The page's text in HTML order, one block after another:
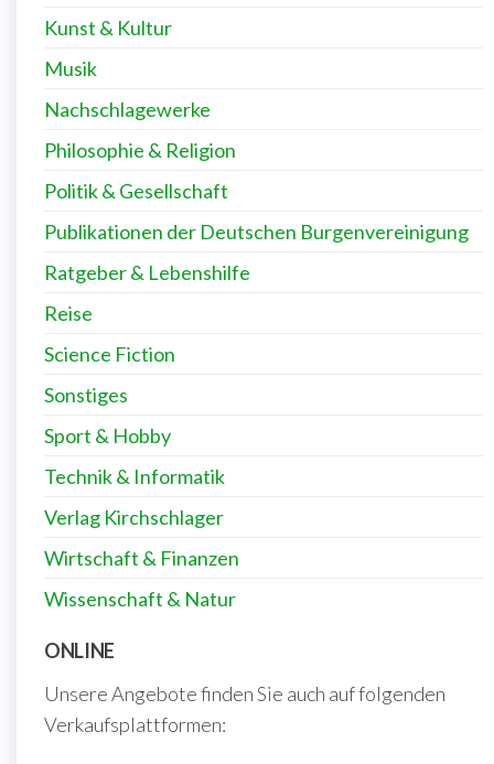
Kunst & Kultur
Musik
Nachschlagewerke
Philosophie & Religion
Politik & Gesellschaft
Publikationen der Deutschen Burgenvereinigung
Ratgeber & Lebenshilfe
Reise
Science Fiction
Sonstiges
Sport & Hobby
Technik & Informatik
Verlag Kirchschlager
Wirtschaft & Finanzen
Wissenschaft & Natur
ONLINE
Unsere Angebote finden Sie auch auf folgenden
Verkaufsplattformen: